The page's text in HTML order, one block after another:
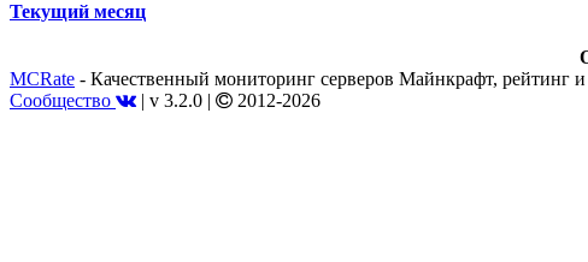
Текущий месяц
MCRate - Качественный мониторинг серверов Майнкрафт, рейтинг и
Сообщество
| v 3.2.0 | 2012-2026